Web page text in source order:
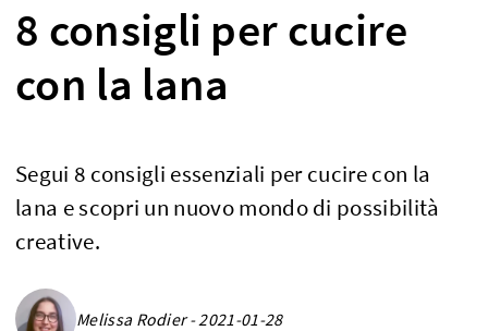
8 consigli per cucire
con la lana
Segui 8 consigli essenziali per cucire con la
lana e scopri un nuovo mondo di possibilità
creative.
Melissa Rodier - 2021-01-28